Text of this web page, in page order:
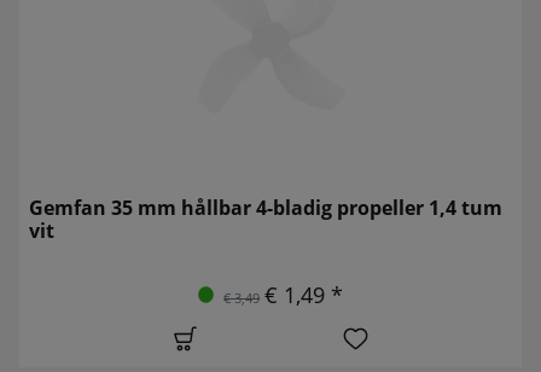
Gemfan 35 mm hållbar 4-bladig propeller 1,4 tum
vit
€ 3,49 € 1,49 *